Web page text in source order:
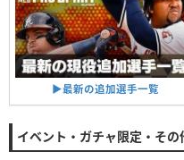
▶︎最新の追加選手一覧
イベント・ガチャ限定・その